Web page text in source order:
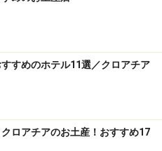
すめのホテル11選／クロアチア
ロアチアのお土産！おすすめ17